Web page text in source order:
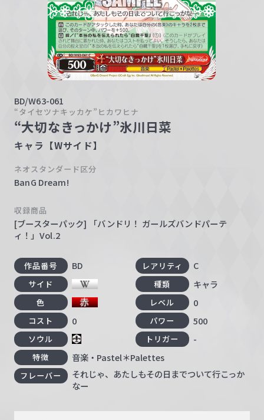
BD/W63-061
“タイセツナキッカケ”ヒカワヒナ
“大切なきっかけ”氷川日菜
キャラ【Wサイド】
ネオスタンダード区分
BanG Dream!
収録商品
[ブースターパック] 「バンドリ！ ガールズバンドパーテ
ィ！」Vol.2
作品番号 BD レアリティ C
サイド 種類 キャラ
色 レベル 0
コスト 0 パワー 500
ソウル トリガー -
特徴 音楽・Pastel＊Palettes
フレーバー
それじゃ、あたしもその日までついて行こっか
なー